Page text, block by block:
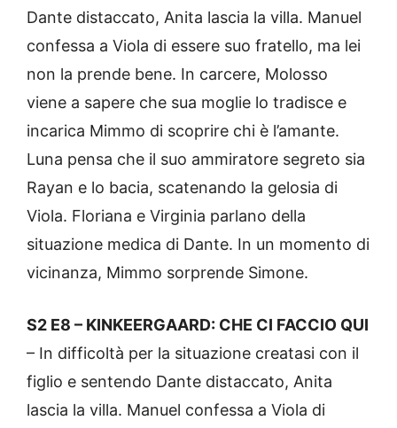
Dante distaccato, Anita lascia la villa. Manuel
confessa a Viola di essere suo fratello, ma lei
non la prende bene. In carcere, Molosso
viene a sapere che sua moglie lo tradisce e
incarica Mimmo di scoprire chi è l’amante.
Luna pensa che il suo ammiratore segreto sia
Rayan e lo bacia, scatenando la gelosia di
Viola. Floriana e Virginia parlano della
situazione medica di Dante. In un momento di
vicinanza, Mimmo sorprende Simone.
S2 E8 – KINKEERGAARD: CHE CI FACCIO QUI
– In difficoltà per la situazione creatasi con il
figlio e sentendo Dante distaccato, Anita
lascia la villa. Manuel confessa a Viola di